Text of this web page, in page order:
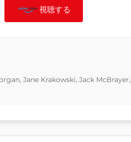
視聴する
Jane Krakowski, Jack McBrayer,